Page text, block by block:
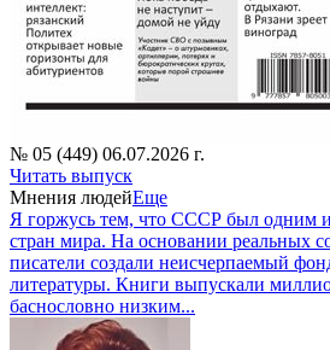
№ 05 (449) 06.07.2026 г.
Читать выпуск
Мнения людейЕще
Я горжусь тем, что СССР был одним
стран мира. На основании реальных
писатели создали неисчерпаемый
литературы. Книги выпускали
баснословно низким...